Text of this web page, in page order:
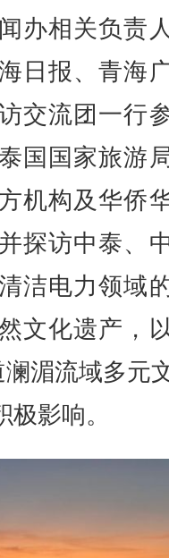
办相关负责
日报、青海
交流团一行
国国家旅游
机构及华侨
探访中泰、
洁电力领域
文化遗产，
澜湄流域多元
影响。